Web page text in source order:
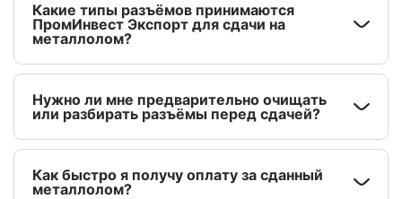
Какие типы разъёмов принимаются
ПромИнвест Экспорт для сдачи на
металлолом?
Нужно ли мне предварительно очищать
или разбирать разъёмы перед сдачей?
Как быстро я получу оплату за сданный
металлолом?